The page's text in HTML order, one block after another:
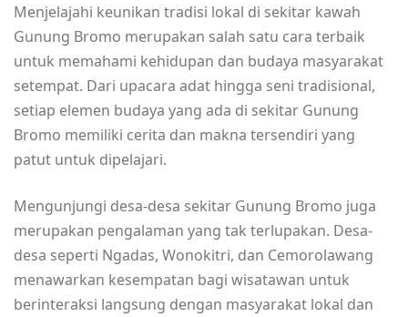
Menjelajahi keunikan tradisi lokal di sekitar kawah
Gunung Bromo merupakan salah satu cara terbaik
untuk memahami kehidupan dan budaya masyarakat
setempat. Dari upacara adat hingga seni tradisional,
setiap elemen budaya yang ada di sekitar Gunung
Bromo memiliki cerita dan makna tersendiri yang
patut untuk dipelajari.
Mengunjungi desa-desa sekitar Gunung Bromo juga
merupakan pengalaman yang tak terlupakan. Desa-
desa seperti Ngadas, Wonokitri, dan Cemorolawang
menawarkan kesempatan bagi wisatawan untuk
berinteraksi langsung dengan masyarakat lokal dan